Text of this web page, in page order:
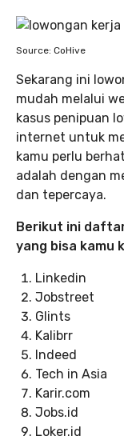
Source: CoHive
Sekarang ini
mudah melalui
kasus penipuan
internet untuk
kamu perlu
adalah dengan
dan tepercaya.
Berikut ini
yang bisa kamu
Linkedin
Jobstreet
Glints
Kalibrr
Indeed
Tech in Asia
Karir.com
Jobs.id
Loker.id